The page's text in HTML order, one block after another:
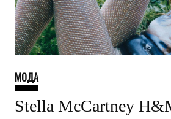
МОДА
Stella McCartney